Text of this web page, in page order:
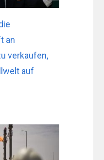
an
verkaufen,
auf